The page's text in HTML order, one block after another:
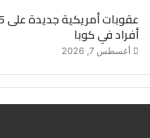
أفراد في كوبا
أغسطس 7, 2026